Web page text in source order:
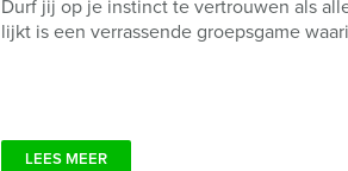
Durf jij op je instinct te vertrouwen als
lijkt is een verrassende groepsgame
LEES MEER